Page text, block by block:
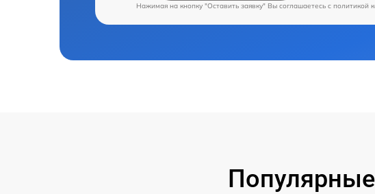
Нажимая на кнопку "Оставить заявку" Вы соглашаетесь c политикой